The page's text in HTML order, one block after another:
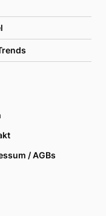
/ AGBs